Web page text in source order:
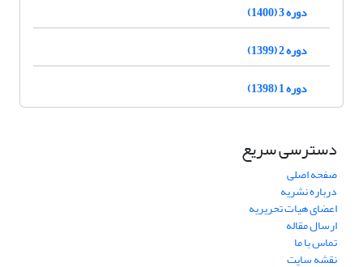
دوره 3 (1400)
دوره 2 (1399)
دوره 1 (1398)
دسترسی سریع
صفحه اصلی
درباره نشریه
اعضای هیات تحریریه
ارسال مقاله
تماس با ما
نقشه سایت